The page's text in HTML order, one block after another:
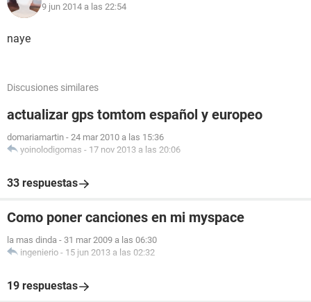
9 jun 2014 a las 22:54
naye
Discusiones similares
actualizar gps tomtom español y europeo
domariamartin - 24 mar 2010 a las 15:36
yoinolodigomas - 17 nov 2013 a las 20:06
33 respuestas
Como poner canciones en mi myspace
la mas dinda - 31 mar 2009 a las 06:30
ingenierio - 15 jun 2013 a las 02:32
19 respuestas